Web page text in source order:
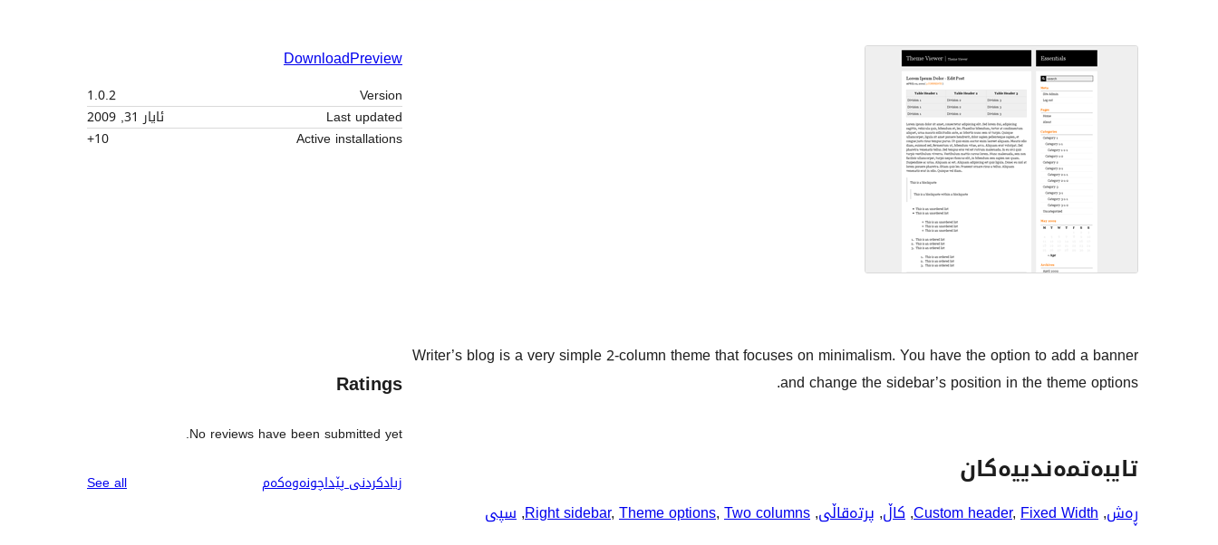
Preview
Download
Version
1.0.2
Last updated
ئایار 31, 2009
Active installations
10+
Writer’s blog is a very simple 2-column theme that focuses on minimalism. You have the option to add a banner
and change the sidebar’s position in the theme options.
تایبەتمەندییەکان
ڕەش,
Custom header, Fixed Width
, کاڵ, پرتەقاڵی,
Right sidebar, Theme options, Two columns
, سپی
Ratings
No reviews have been submitted yet.
زیادکردنی پێداچونەوەکەم
See all
reviews